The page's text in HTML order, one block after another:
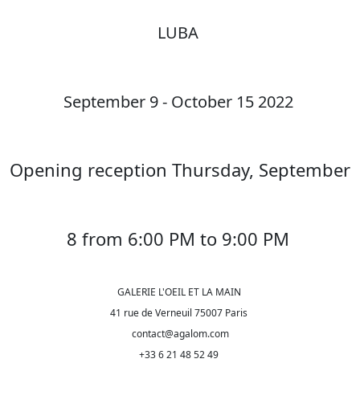
LUBA
September 9 - October 15 2022
Opening reception Thursday, September
8 from 6:00 PM to 9:00 PM
GALERIE L'OEIL ET LA MAIN
41 rue de Verneuil 75007 Paris
contact@agalom.com
+33 6 21 48 52 49